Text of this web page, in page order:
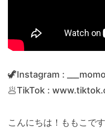
🦖Instagram :
🥟TikTok :
こんにちは！ももこです